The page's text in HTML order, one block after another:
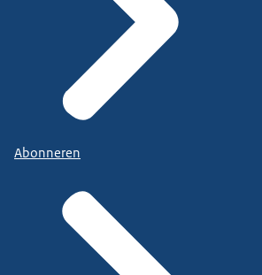
Abonneren